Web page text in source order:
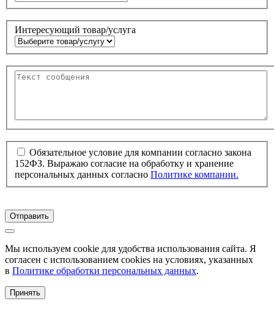
Интересующий товар/услуга
Обязательное условие для компании согласно закона
152ФЗ. Выражаю согласие на обработку и хранение
персональных данных согласно Политике компании.
Отправить
Мы используем cookie для удобства использования сайта. Я
согласен с использованием cookies на условиях, указанных
в Политике обработки персональных данных.
Принять